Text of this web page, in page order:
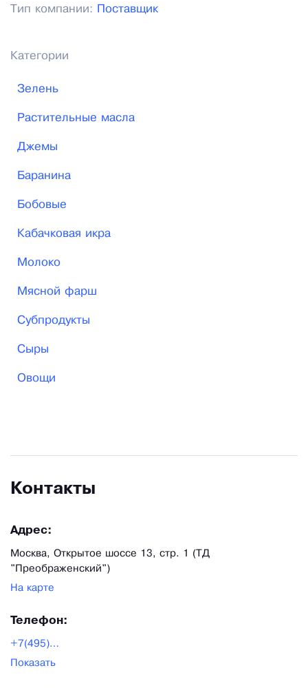
оснащены холодильным оборудованием с
температурных режимов.
Тип компании: Поставщик
Категории
Зелень
Растительные масла
Джемы
Баранина
Бобовые
Кабачковая икра
Молоко
Мясной фарш
Субпродукты
Сыры
Овощи
Контакты
Адрес:
Москва, Открытое шоссе 13, стр. 1 (ТД
"Преображенский")
На карте
Телефон:
+7(495)481-81-45
Показать